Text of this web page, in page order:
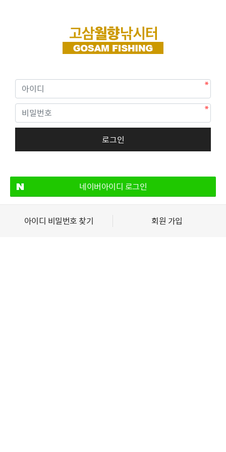
네이버아이디 로그인
아이디 비밀번호 찾기 회원 가입